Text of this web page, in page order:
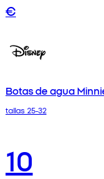
€
Botas de agua
tallas 25-32
10